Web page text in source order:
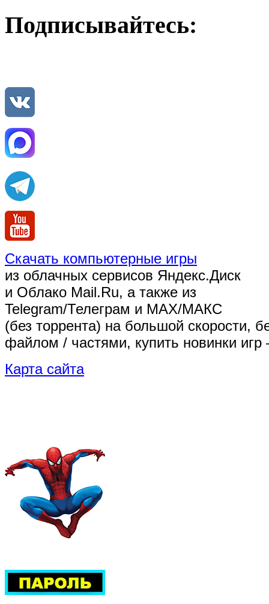
Подписывайтесь:
Скачать компьютерные игры
из облачных сервисов Яндекс.Диск
и Облако Mail.Ru, а также из
Telegram/Телеграм и MAX/МАКС
(без торрента) на большой скорости,
файлом / частями, купить новинки
Карта сайта